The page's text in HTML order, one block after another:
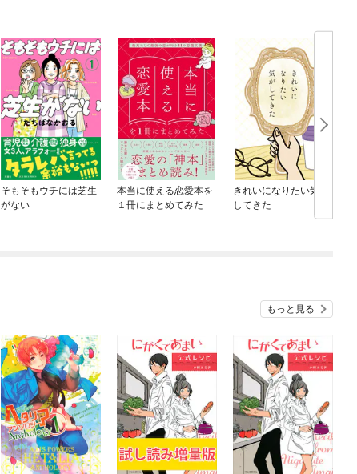
そもそもウチには芝生
がない
本当に使える恋愛本を
１冊にまとめてみた
きれいになりたい気が
してきた
もっと見る